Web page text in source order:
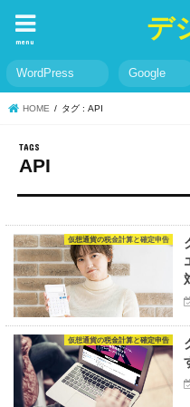
デ
menu
WordPress Google
HOME タグ : API
API
仮想通貨の税金計算と確定申告
仮想通貨の税金計算と確定申告